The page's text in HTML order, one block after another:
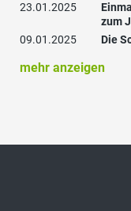
23.01.2025
zum
09.01.2025
Die
mehr anzeigen